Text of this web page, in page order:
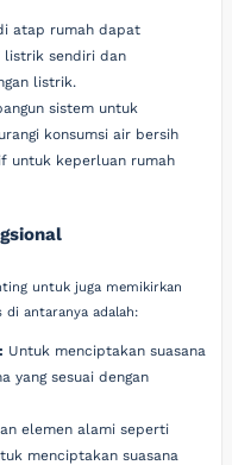
atap rumah dapat
listrik sendiri dan
listrik.
sistem untuk
konsumsi air bersih
untuk keperluan rumah
untuk juga memikirkan
di antaranya adalah:
Untuk menciptakan suasana
yang sesuai dengan
elemen alami seperti
menciptakan suasana